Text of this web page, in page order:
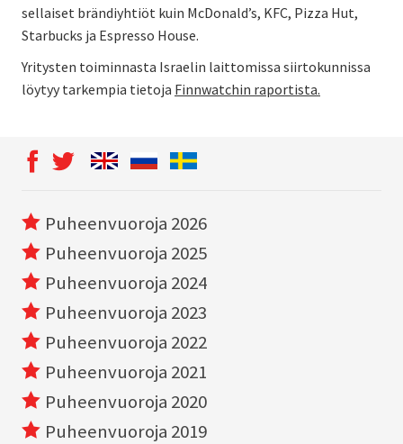
sellaiset brändiyhtiöt kuin McDonald’s, KFC, Pizza Hut,
Starbucks ja Espresso House.
Yritysten toiminnasta Israelin laittomissa siirtokunnissa
löytyy tarkempia tietoja Finnwatchin raportista.
Puheenvuoroja 2026
Puheenvuoroja 2025
Puheenvuoroja 2024
Puheenvuoroja 2023
Puheenvuoroja 2022
Puheenvuoroja 2021
Puheenvuoroja 2020
Puheenvuoroja 2019